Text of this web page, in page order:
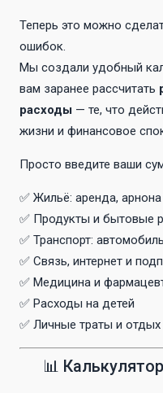
Теперь это можно
ошибок.
Мы создали удобный
вам заранее рассчитать
расходы — те, что
жизни и финансовое
Просто введите ваши
✅ Жильё: аренда,
✅ Продукты и бытовые
✅ Транспорт:
✅ Связь, интернет и
✅ Медицина и
✅ Расходы на детей
✅ Личные траты и отдых
📊